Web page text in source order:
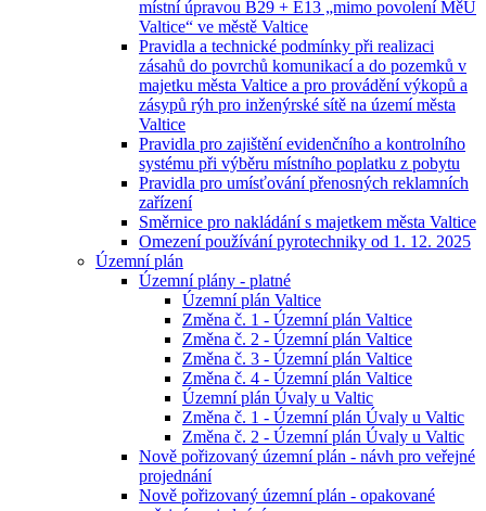
místní úpravou B29 + E13 „mimo povolení MěÚ
Valtice“ ve městě Valtice
Pravidla a technické podmínky při realizaci
zásahů do povrchů komunikací a do pozemků v
majetku města Valtice a pro provádění výkopů a
zásypů rýh pro inženýrské sítě na území města
Valtice
Pravidla pro zajištění evidenčního a kontrolního
systému při výběru místního poplatku z pobytu
Pravidla pro umísťování přenosných reklamních
zařízení
Směrnice pro nakládání s majetkem města Valtice
Omezení používání pyrotechniky od 1. 12. 2025
Územní plán
Územní plány - platné
Územní plán Valtice
Změna č. 1 - Územní plán Valtice
Změna č. 2 - Územní plán Valtice
Změna č. 3 - Územní plán Valtice
Změna č. 4 - Územní plán Valtice
Územní plán Úvaly u Valtic
Změna č. 1 - Územní plán Úvaly u Valtic
Změna č. 2 - Územní plán Úvaly u Valtic
Nově pořizovaný územní plán - návh pro veřejné
projednání
Nově pořizovaný územní plán - opakované